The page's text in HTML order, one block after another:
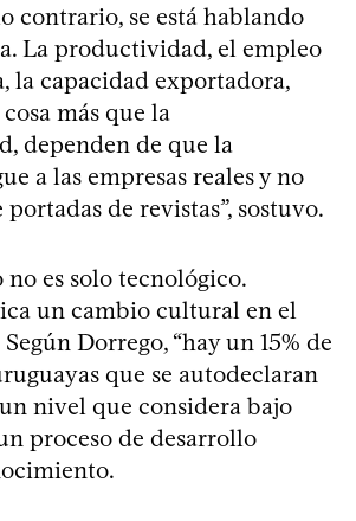
contrario, se está hablando
La productividad, el empleo
la capacidad exportadora,
más que la
dependen de que la
a las empresas reales y no
portadas de revistas”, sostuvo.
no es solo tecnológico.
un cambio cultural en el
Dorrego, “hay un 15% de
que se autodeclaran
nivel que considera bajo
proceso de desarrollo